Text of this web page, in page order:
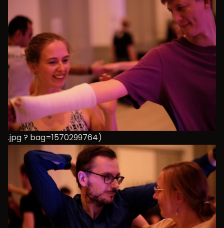
.jpg ? bag=1570299764)